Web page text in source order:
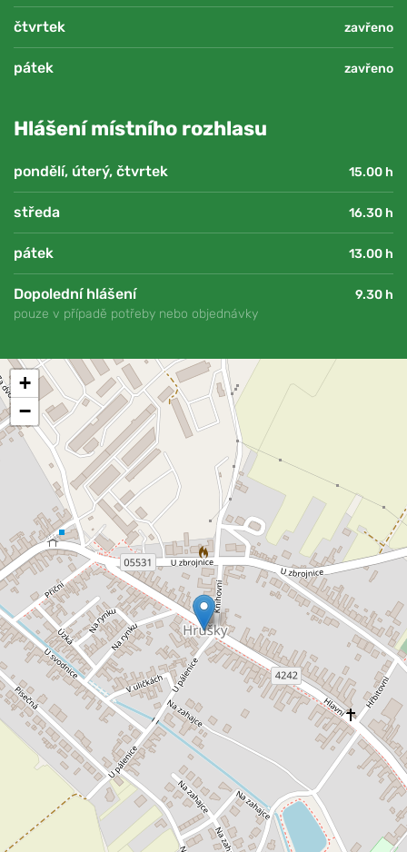
čtvrtek zavřeno
pátek zavřeno
Hlášení místního rozhlasu
pondělí, úterý, čtvrtek 15.00 h
středa 16.30 h
pátek 13.00 h
Dopolední hlášení
9.30 h
pouze v případě potřeby nebo objednávky
+
−